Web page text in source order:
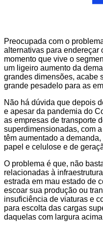
Preocupada com o
alternativas para endereçar
momento que vive o
um ligeiro aumento da
grandes dimensões, acabe
grande pesadelo para as
Não há dúvida que depois
e apesar da pandemia do
as empresas de transporte
superdimensionadas, com
têm aumentado a
papel e celulose e de
O problema é que, não
relacionadas à
estrada em mau estado de
escoar sua produção ou
insuficiência de viaturas e
para escolta das cargas
daquelas com largura